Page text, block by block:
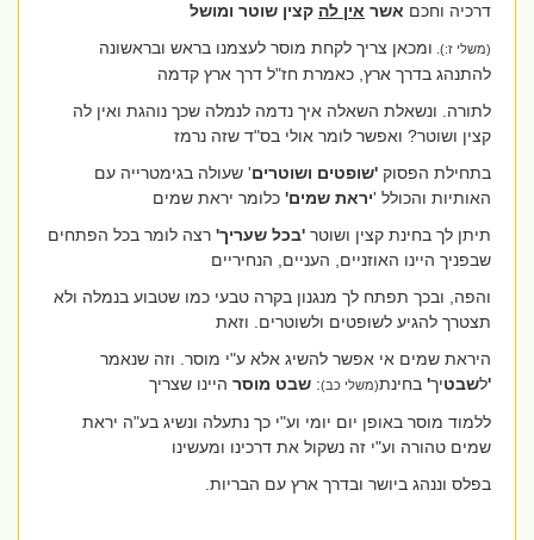
דרכיה וחכםאשראין להקצין שוטר ומושל
(משלי ז:).ומכאן צריך לקחת מוסר לעצמנו בראש ובראשונה
להתנהג בדרך ארץ, כאמרת חז"ל דרך ארץ קדמה
לתורה. ונשאלת השאלה איך נדמה לנמלה שכך נוהגת ואין לה
קצין ושוטר? ואפשר לומר אולי בס"ד שזה נרמז
בתחילת הפסוק'שופטים ושוטרים' שעולה בגימטרייה עם
האותיות והכולל 'יראת שמים'כלומר יראת שמים
תיתן לך בחינת קצין ושוטר'בכל שעריך'רצה לומר בכל הפתחים
שבפניך היינו האוזניים, העניים, הנחיריים
והפה, ובכך תפתח לך מנגנון בקרה טבעי כמו שטבוע בנמלה ולא
תצטרך להגיע לשופטים ולשוטרים. וזאת
היראת שמים אי אפשר להשיג אלא ע"י מוסר. וזה שנאמר
שבטיך'בחינת(משלי כב):שבט מוסרהיינו שצריך
ללמוד מוסר באופן יום יומי וע"י כך נתעלה ונשיג בע"ה יראת
שמים טהורה וע"י זה נשקול את דרכינו ומעשינו
בפלס וננהג ביושר ובדרך ארץ עם הבריות.